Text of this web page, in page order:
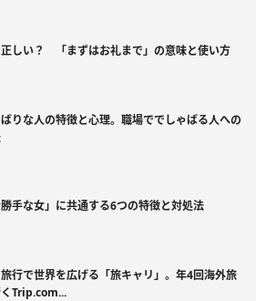
しい？ 「まずはお礼まで」の意味と使い方
りな人の特徴と心理。職場ででしゃばる人への
勝手な女」に共通する6つの特徴と対処法
行で世界を広げる「旅キャリ」。年4回海外旅
Trip.com...